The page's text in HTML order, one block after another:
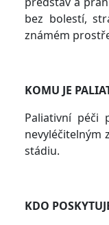
bez bolestí,
známém
KOMU JE
Paliativní péči
nevyléčitelným
stádiu.
KDO